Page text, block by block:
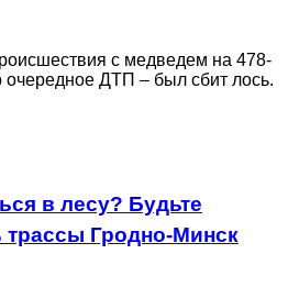
с медведем на 478-
ДТП – был сбит лось.
в лесу? Будьте
Гродно-Минск